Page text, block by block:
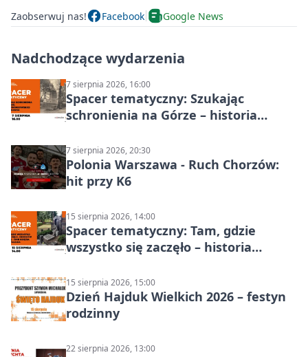
Zaobserwuj nas! Facebook Google News
Nadchodzące wydarzenia
7 sierpnia 2026, 16:00
Spacer tematyczny: Szukając
schronienia na Górze – historia
7 sierpnia 2026, 20:30
Polonia Warszawa - Ruch Chorzów:
hit przy K6
15 sierpnia 2026, 14:00
Spacer tematyczny: Tam, gdzie
wszystko się zaczęło – historia
15 sierpnia 2026, 15:00
Dzień Hajduk Wielkich 2026 – festyn
rodzinny
22 sierpnia 2026, 13:00